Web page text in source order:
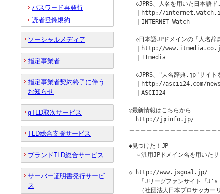
◇JPRS、人名を用いた日本語ド
｜http://
  ｜INTERNET Watch
◇日本語JPドメインの「人名辞
｜http://
  ｜ITmedia
◇JPRS、"人名辞典.jp"サイト
｜http://ascii24.com/
  ｜ASCII24
◎最新情報はこちらから
  http://jpinfo.jp/
◆見つけた！JP
～汎用JPドメイン名を用いた
◇ http://www.jsgoal.jp/
「Jリーグファンサイト『
（社団法人日本プロサッカー
パスワード再発行
読者登録規約
ソーシャルメディア
指定事業者
指定事業者契約終了に伴う
お知らせ
gTLD取次サービス
TLD総合支援サービス
ブランドTLD総合サービス
サーバー証明書発行サービ
ス